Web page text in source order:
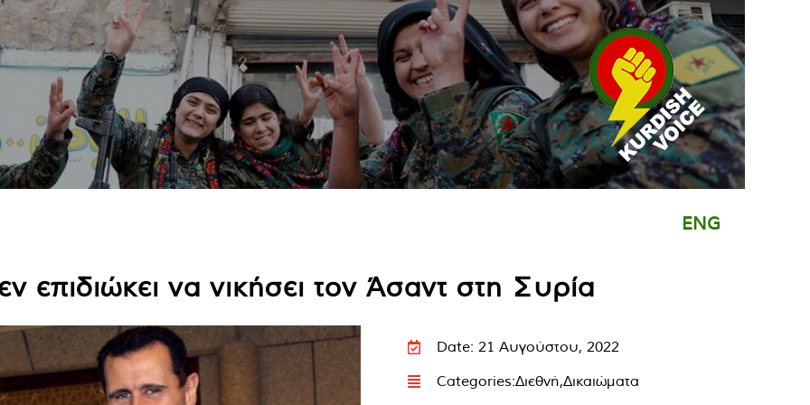
ENG
επιδιώκει να νικήσει τον Άσαντ στη Συρία
Date: 21 Αυγούστου, 2022
Categories:Διεθνή,Δικαιώματα